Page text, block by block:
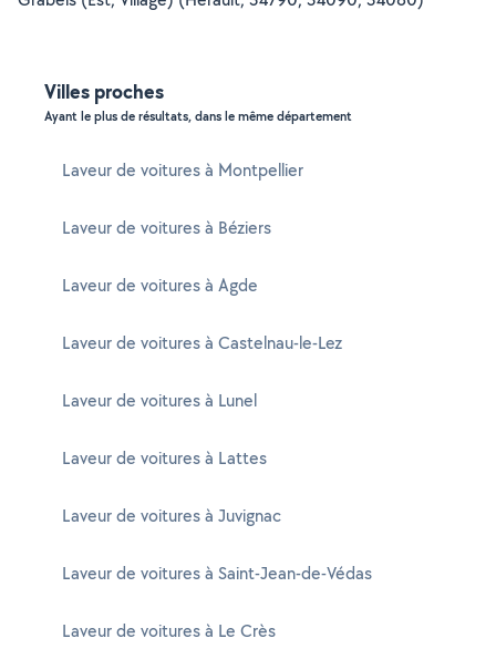
Villes proches
Ayant le plus de résultats, dans le même département
Laveur de voitures à Montpellier
Laveur de voitures à Béziers
Laveur de voitures à Agde
Laveur de voitures à Castelnau-le-Lez
Laveur de voitures à Lunel
Laveur de voitures à Lattes
Laveur de voitures à Juvignac
Laveur de voitures à Saint-Jean-de-Védas
Laveur de voitures à Le Crès